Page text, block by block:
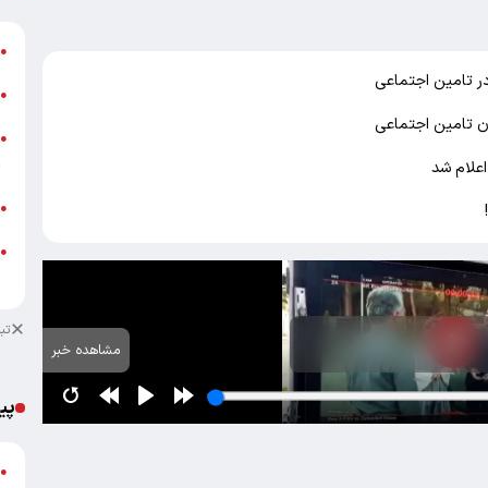
در تامین اجتماعی
تامین اجتماعی
شد
مشاهده خبر
●
●
●
●
●
●